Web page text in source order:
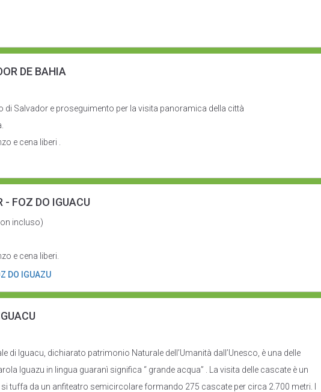
DE BAHIA
di Salvador e proseguimento per la visita panoramica della città
e cena liberi .
- FOZ DO IGUACU
incluso)
e cena liberi.
DO IGUAZU
di Iguacu, dichiarato patrimonio Naturale dell’Umanità dall’Unesco, è una delle
Iguazu in lingua guaranì significa “ grande acqua” . La visita delle cascate è un
tuffa da un anfiteatro semicircolare formando 275 cascate per circa 2.700 metri. I